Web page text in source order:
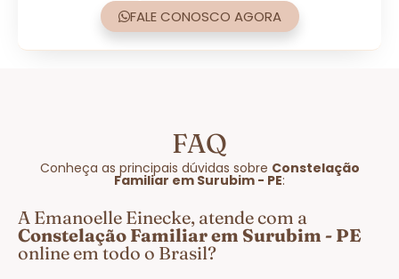
FALE CONOSCO AGORA
FAQ
Conheça as principais dúvidas sobre Constelação
Familiar em Surubim - PE:
A Emanoelle Einecke, atende com a
Constelação Familiar em Surubim - PE
online em todo o Brasil?